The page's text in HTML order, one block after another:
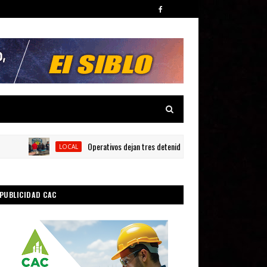
LOCAL Operativos dejan tres detenidos y siete armas ocupadas en
CAC